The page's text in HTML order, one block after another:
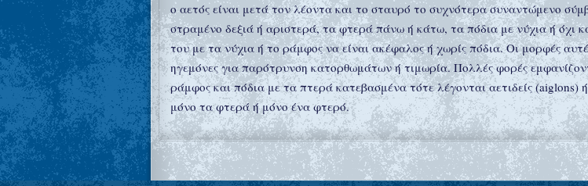
ο αετός είναι μετά τον λέοντα και το σταυρό το συχνότερα συναντώμενο
στραμένο δεξιά ή αριστερά, τα φτερά πάνω ή κάτω, τα πόδια με νύχια ή όχι
του με τα νύχια ή το ράμφος να είναι ακέφαλος ή χωρίς πόδια. Οι μορφές
ηγεμόνες για παρότρυνση κατορθωμάτων ή τιμωρία. Πολλές φορές
ράμφος και πόδια με τα πτερά κατεβασμένα τότε λέγονται αετιδείς (aiglons)
μόνο τα φτερά ή μόνο ένα φτερό.